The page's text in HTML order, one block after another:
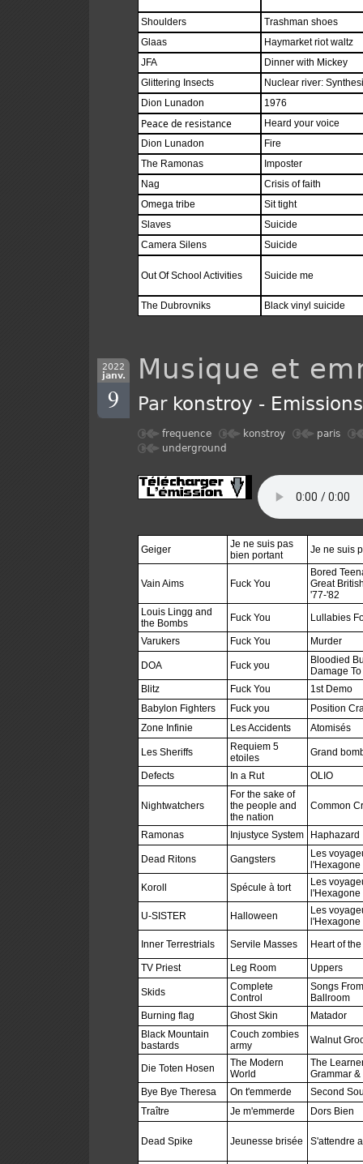
Shoulders
Trashman shoes
Glaas
Haymarket riot waltz
JFA
Dinner with Mickey
Glittering Insects
Nuclear river:
Dion Lunadon
1976
Peace de resistance
Heard your voice
Dion Lunadon
Fire
The Ramonas
Imposter
Nag
Crisis of faith
Omega tribe
Sit tight
Slaves
Suicide
Camera Silens
Suicide
Out Of School Activities Suicide me
The Dubrovniks Black vinyl suicide
2022
janv.
9
Musique et
Par konstroy -
frequence konstroy
paris
underground
Geiger
Je ne suis pas
bien portant
Je ne suis
Vain Aims Fuck You
Bored
Great
'77-'82
Louis Lingg and
the Bombs
Fuck You Lullabies
Varukers Fuck You Murder
DOA Fuck you
Bloodied
Damage
Blitz
Fuck You
1st Demo
Babylon Fighters
Fuck you
Position
Zone Infinie
Les Accidents Atomisés
Les Sheriffs
Requiem 5
etoiles
Grand
Defects In a Rut OLIO
Nightwatchers
For the sake of
the people and
the nation
Common
Ramonas Injustyce System Haphazard
Dead Ritons Gangsters
Les
Koroll
Spécule à tort
Les
U-SISTER
Halloween
Les
Inner Terrestrials
Servile Masses Heart of
TV Priest Leg Room Uppers
Skids
Complete
Control
Songs
Ballroom
Burning flag
Ghost Skin
Matador
Black Mountain
bastards
Couch zombies
army
Walnut
Die Toten Hosen
The Modern
World
The
Grammar
Bye Bye Theresa
On t'emmerde
Second
Traître
Je m'emmerde Dors Bien
Dead Spike Jeunesse brisée S'attendre